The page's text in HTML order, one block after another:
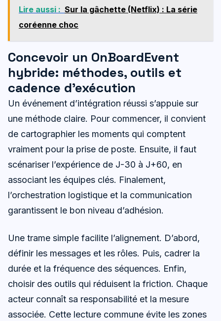
Lire aussi : Sur la gâchette (Netflix) : La série
coréenne choc
Concevoir un OnBoardEvent
hybride: méthodes, outils et
cadence d’exécution
Un événement d’intégration réussi s’appuie sur
une méthode claire. Pour commencer, il convient
de cartographier les moments qui comptent
vraiment pour la prise de poste. Ensuite, il faut
scénariser l’expérience de J-30 à J+60, en
associant les équipes clés. Finalement,
l’orchestration logistique et la communication
garantissent le bon niveau d’adhésion.
Une trame simple facilite l’alignement. D’abord,
définir les messages et les rôles. Puis, cadrer la
durée et la fréquence des séquences. Enfin,
choisir des outils qui réduisent la friction. Chaque
acteur connaît sa responsabilité et la mesure
associée. Cette lecture commune évite les zones